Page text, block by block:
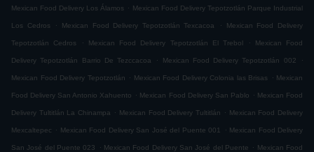
Mexican Food Delivery Los Álamos . Mexican Food Delivery Tepotzotlán Parque Industrial
Los Cedros . Mexican Food Delivery Tepotzotlán Texcacoa . Mexican Food Delivery
Tepotzotlán Cedros . Mexican Food Delivery Tepotzotlán El Trebol . Mexican Food
Delivery Tepotzotlán Barrio De Tezccacoa . Mexican Food Delivery Tepotzotlán 002 .
Mexican Food Delivery Tepotzotlán . Mexican Food Delivery Colonia las Brisas . Mexican
Food Delivery San Antonio Xahuento . Mexican Food Delivery San Pablo . Mexican Food
Delivery Tultitlán La Chinampa . Mexican Food Delivery Tultitlán . Mexican Food Delivery
Mexcaltepec . Mexican Food Delivery San José del Puente 001 . Mexican Food Delivery
San José del Puente 023 . Mexican Food Delivery San José del Puente . Mexican Food